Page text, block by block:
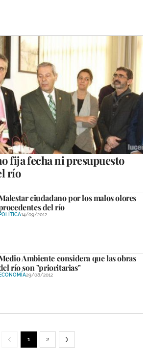
fija fecha ni presupuesto
río
ciudadano por los malos olores
del río
14/09/2012
Ambiente considera que las obras
río son "prioritarias"
ECONOMÍA29/08/2012
1 2